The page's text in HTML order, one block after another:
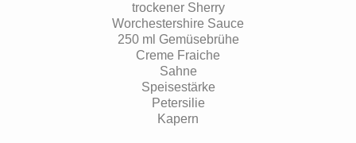
trockener Sherry
Worchestershire Sauce
250 ml Gemüsebrühe
Creme Fraiche
Sahne
Speisestärke
Petersilie
Kapern